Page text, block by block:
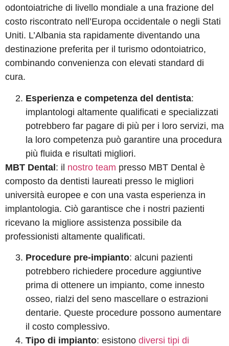
odontoiatriche di livello mondiale a una frazione del
costo riscontrato nell’Europa occidentale o negli Stati
Uniti. L’Albania sta rapidamente diventando una
destinazione preferita per il turismo odontoiatrico,
combinando convenienza con elevati standard di
cura.
Esperienza e competenza del dentista:
implantologi altamente qualificati e specializzati
potrebbero far pagare di più per i loro servizi, ma
la loro competenza può garantire una procedura
più fluida e risultati migliori.
MBT Dental: il nostro team presso MBT Dental è
composto da dentisti laureati presso le migliori
università europee e con una vasta esperienza in
implantologia. Ciò garantisce che i nostri pazienti
ricevano la migliore assistenza possibile da
professionisti altamente qualificati.
Procedure pre-impianto: alcuni pazienti
potrebbero richiedere procedure aggiuntive
prima di ottenere un impianto, come innesto
osseo, rialzi del seno mascellare o estrazioni
dentarie. Queste procedure possono aumentare
il costo complessivo.
Tipo di impianto: esistono diversi tipi di